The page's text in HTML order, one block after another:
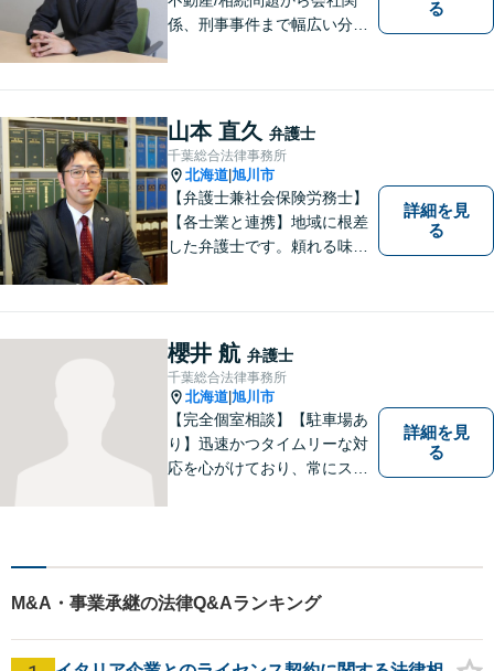
係、刑事事件まで幅広い分野
て、身近な相談相手となるこ
とを目指しております。お困
りの際は、お気軽にご相談く
ださい。
る
山本 直久 弁護士
千葉総合法律事務所
北海道 旭川市
【弁護士兼社会保険労務士】
【各士業と連携】地域に根差
した弁護士です。頼れる味方
事務所】地域に密着した事務
所運営を継続し、100社以上
の企業様の顧問実績。交通事
故／相続などにも対応。
詳細を見
る
櫻井 航 弁護士
千葉総合法律事務所
北海道 旭川市
【完全個室相談】【駐車場あ
り】迅速かつタイムリーな対
応を心がけており、常にスム
と感じる方も、まずはお気軽
ます。
詳細を見
る
M&A・事業承継の法律Q&Aランキング